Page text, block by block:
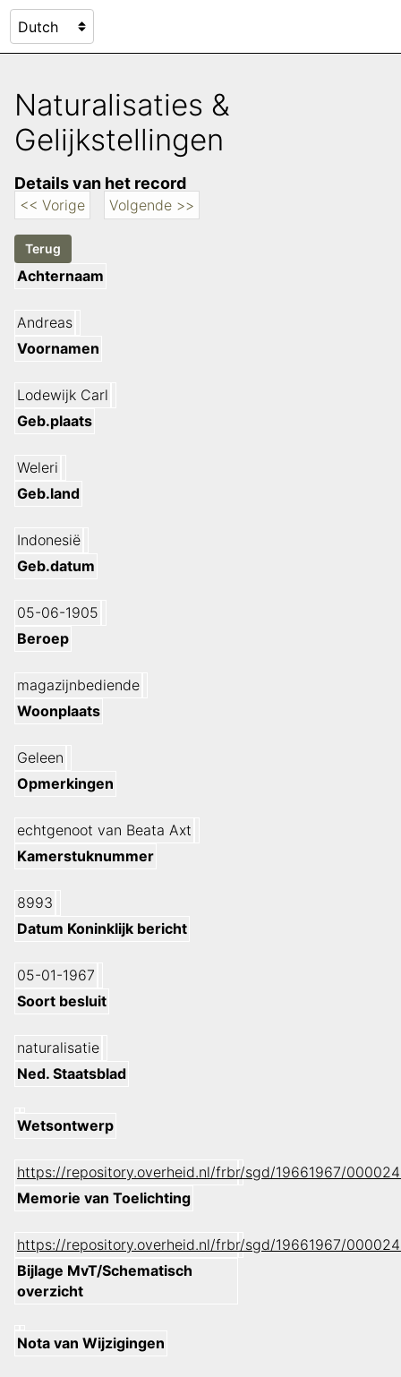
Naturalisaties &
Gelijkstellingen
Details van het record
<< Vorige Volgende >>
Achternaam
Andreas
Voornamen
Lodewijk Carl
Geb.plaats
Weleri
Geb.land
Indonesië
Geb.datum
05-06-1905
Beroep
magazijnbediende
Woonplaats
Geleen
Opmerkingen
echtgenoot van Beata Axt
Kamerstuknummer
8993
Datum Koninklijk bericht
05-01-1967
Soort besluit
naturalisatie
Ned. Staatsblad
Wetsontwerp
https://repository.overheid.nl/frbr/sgd/19661967/
Memorie van Toelichting
https://repository.overheid.nl/frbr/sgd/19661967/
Bijlage MvT/Schematisch
overzicht
Nota van Wijzigingen